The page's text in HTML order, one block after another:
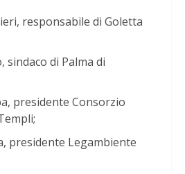
responsabile di Goletta
sindaco di Palma di
presidente Consorzio
presidente Legambiente